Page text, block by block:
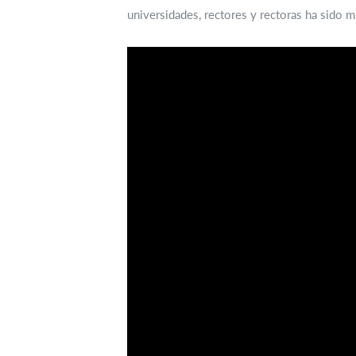
universidades, rectores y rectoras ha sido